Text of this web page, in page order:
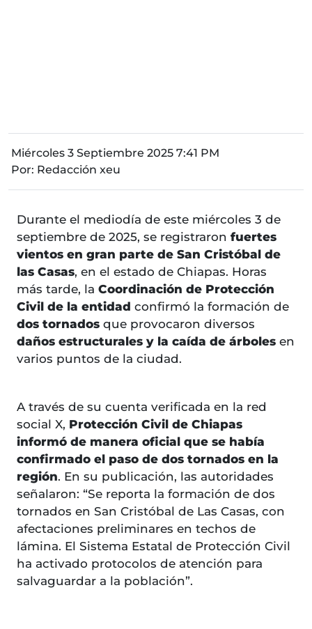
Miércoles 3 Septiembre 2025 7:41 PM
Por: Redacción xeu
Durante el mediodía de este miércoles 3 de
septiembre de 2025, se registraron fuertes
vientos en gran parte de San Cristóbal de
las Casas, en el estado de Chiapas. Horas
más tarde, la Coordinación de Protección
Civil de la entidad confirmó la formación de
dos tornados que provocaron diversos
daños estructurales y la caída de árboles en
varios puntos de la ciudad.
A través de su cuenta verificada en la red
social X, Protección Civil de Chiapas
informó de manera oficial que se había
confirmado el paso de dos tornados en la
región. En su publicación, las autoridades
señalaron: “Se reporta la formación de dos
tornados en San Cristóbal de Las Casas, con
afectaciones preliminares en techos de
lámina. El Sistema Estatal de Protección Civil
ha activado protocolos de atención para
salvaguardar a la población”.